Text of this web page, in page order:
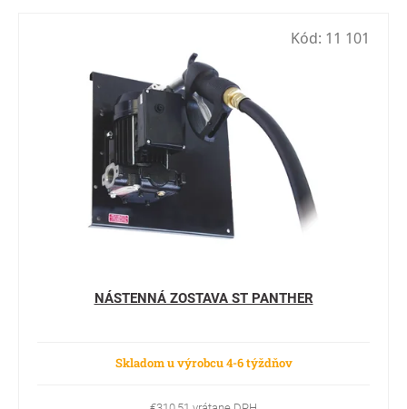
NÁSTENNÁ ZOSTAVA ST PANTHER
Skladom u výrobcu 4-6 týždňov
Kód: 11 101